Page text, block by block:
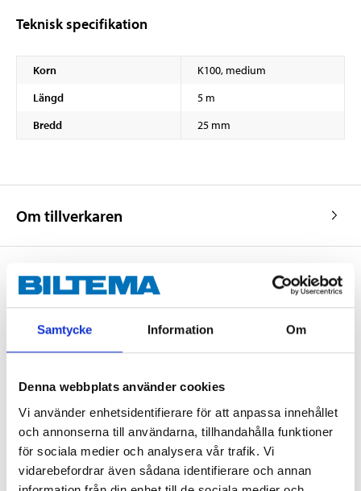
Samtycke Information Om
Denna webbplats använder cookies
Vi använder enhetsidentifierare för att anpassa innehållet
och annonserna till användarna, tillhandahålla funktioner
för sociala medier och analysera vår trafik. Vi
vidarebefordrar även sådana identifierare och annan
Teknisk specifikation
Korn
K100, medium
Längd
5 m
Bredd
25 mm
Om tillverkaren
Köp & Hämta
Köp & Hämta i ditt varuhus inom 2 timmar! För mer information om
tjänsten och våra villkor.
Andra kunder köpte också